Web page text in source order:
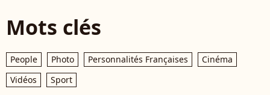
Mots clés
People Photo Personnalités Françaises
Cinéma
Vidéos
Sport